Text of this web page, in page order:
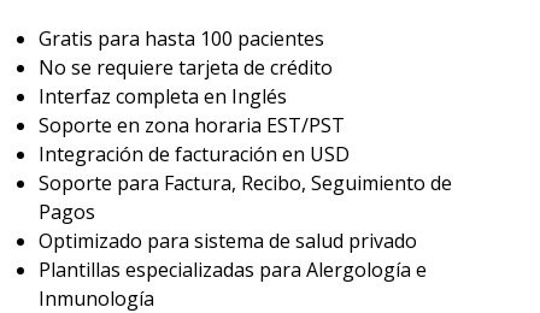
Gratis para hasta 100 pacientes
No se requiere tarjeta de crédito
Interfaz completa en Inglés
Soporte en zona horaria EST/PST
Integración de facturación en USD
Soporte para Factura, Recibo, Seguimiento de
Pagos
Optimizado para sistema de salud privado
Plantillas especializadas para Alergología e
Inmunología